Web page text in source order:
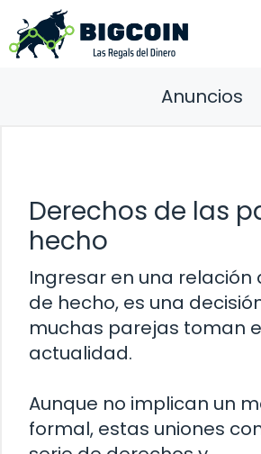
Saltar
al
contenido
Anuncios
Derechos de las
hecho
Ingresar en una relación
de hecho, es una
muchas parejas toman
actualidad.
Aunque no implican un
formal, estas uniones